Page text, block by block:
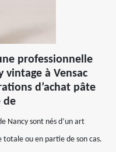
professionnelle
à Vensac
d’achat pâte
de
Nancy sont nés d’un art
totale ou en partie de son cas.